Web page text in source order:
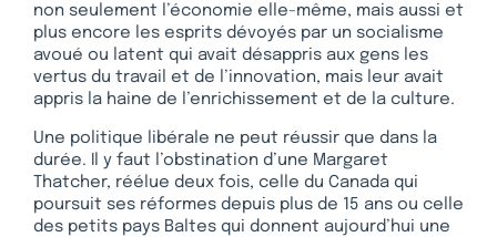
non seulement l’économie elle-même, mais aussi et
plus encore les esprits dévoyés par un socialisme
avoué ou latent qui avait désappris aux gens les
vertus du travail et de l’innovation, mais leur avait
appris la haine de l’enrichissement et de la culture.
Une politique libérale ne peut réussir que dans la
durée. Il y faut l’obstination d’une Margaret
Thatcher, réélue deux fois, celle du Canada qui
poursuit ses réformes depuis plus de 15 ans ou celle
des petits pays Baltes qui donnent aujourd’hui une